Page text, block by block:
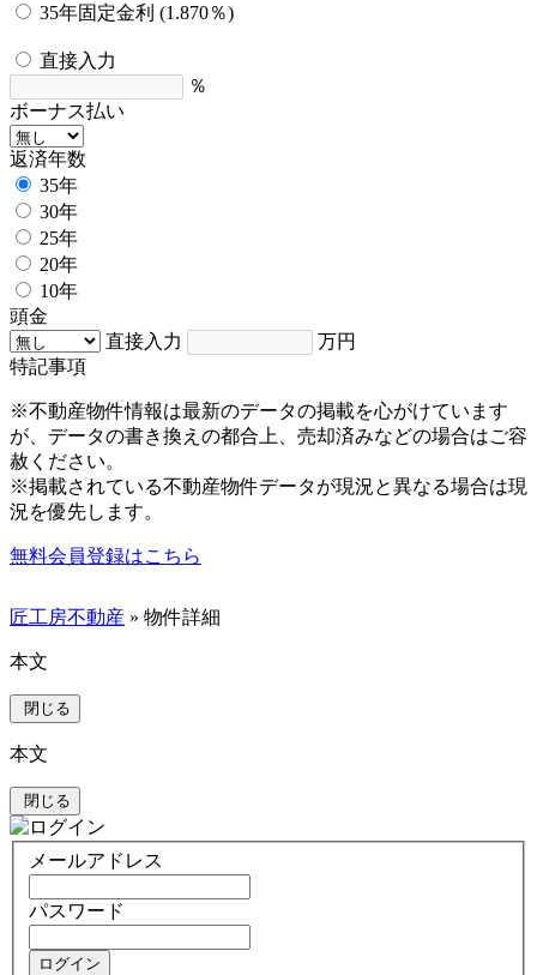
35年固定金利 (1.870％)
直接入力
％
ボーナス払い
返済年数
35年
30年
25年
20年
10年
頭金
直接入力
万円
特記事項
※不動産物件情報は最新のデータの掲載を心がけています
が、データの書き換えの都合上、売却済みなどの場合はご容
赦ください。
※掲載されている不動産物件データが現況と異なる場合は現
況を優先します。
無料会員登録はこちら
匠工房不動産 » 物件詳細
本文
閉じる
本文
閉じる
メールアドレス
パスワード
ログイン